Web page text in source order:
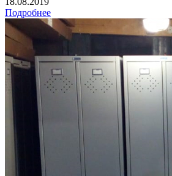
Подробнее